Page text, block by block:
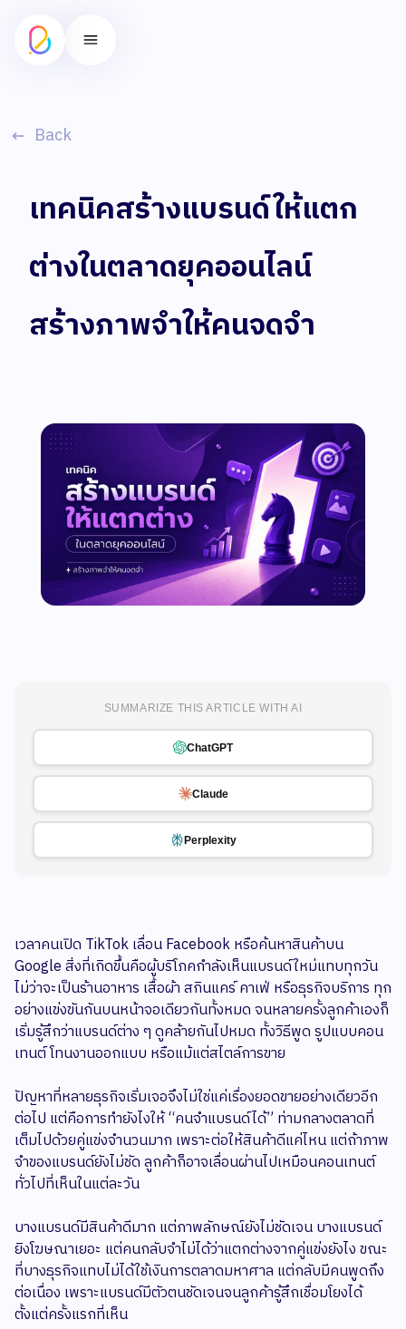
Back
เทคนิคสร้างแบรนด์ให้แตก
ต่างในตลาดยุคออนไลน์
สร้างภาพจำให้คนจดจำ
SUMMARIZE THIS ARTICLE WITH AI
ChatGPT
Claude
Perplexity
เวลาคนเปิด TikTok เลื่อน Facebook หรือค้นหาสินค้าบน
Google สิ่งที่เกิดขึ้นคือผู้บริโภคกำลังเห็นแบรนด์ใหม่แทบทุกวัน
ไม่ว่าจะเป็นร้านอาหาร เสื้อผ้า สกินแคร์ คาเฟ่ หรือธุรกิจบริการ ทุก
อย่างแข่งขันกันบนหน้าจอเดียวกันทั้งหมด จนหลายครั้งลูกค้าเองก็
เริ่มรู้สึกว่าแบรนด์ต่าง ๆ ดูคล้ายกันไปหมด ทั้งวิธีพูด รูปแบบคอน
เทนต์ โทนงานออกแบบ หรือแม้แต่สไตล์การขาย
ปัญหาที่หลายธุรกิจเริ่มเจอจึงไม่ใช่แค่เรื่องยอดขายอย่างเดียวอีก
ต่อไป แต่คือการทำยังไงให้ “คนจำแบรนด์ได้” ท่ามกลางตลาดที่
เต็มไปด้วยคู่แข่งจำนวนมาก เพราะต่อให้สินค้าดีแค่ไหน แต่ถ้าภาพ
จำของแบรนด์ยังไม่ชัด ลูกค้าก็อาจเลื่อนผ่านไปเหมือนคอนเทนต์
ทั่วไปที่เห็นในแต่ละวัน
บางแบรนด์มีสินค้าดีมาก แต่ภาพลักษณ์ยังไม่ชัดเจน บางแบรนด์
ยิงโฆษณาเยอะ แต่คนกลับจำไม่ได้ว่าแตกต่างจากคู่แข่งยังไง ขณะ
ที่บางธุรกิจแทบไม่ได้ใช้เงินการตลาดมหาศาล แต่กลับมีคนพูดถึง
ต่อเนื่อง เพราะแบรนด์มีตัวตนชัดเจนจนลูกค้ารู้สึกเชื่อมโยงได้
ตั้งแต่ครั้งแรกที่เห็น